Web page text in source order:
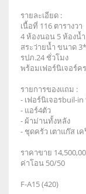
รายละเอียด :
เนื้อที่ 116 ตารางวา
4 ห้องนอน 5 ห้องน้ำ
สระว่ายน้ำ ขนาด
รปภ.24 ชั่วโมง
พร้อมเฟอร์นิเจอร์ค
รายการของแถม :
- เฟอร์นิเจอรbuil-
- แอร์4ตัว
- ผ้าม่านทั้งหลัง
- ชุดครัว เตาแก๊ส เ
ราคาขาย
ค่าโอน 50/50
F-A15 (420)